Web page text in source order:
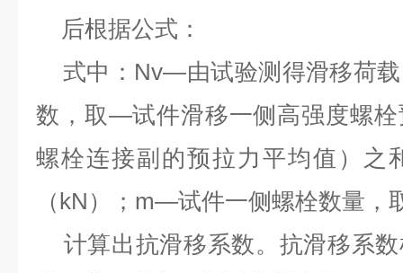
后根据公式：
式中：Nv—由试验测得滑移荷
数，取—试件滑移一侧高强度螺
螺栓连接副的预拉力平均值）之
（kN）；m—试件一侧螺栓数量，
计算出抗滑移系数。抗滑移系